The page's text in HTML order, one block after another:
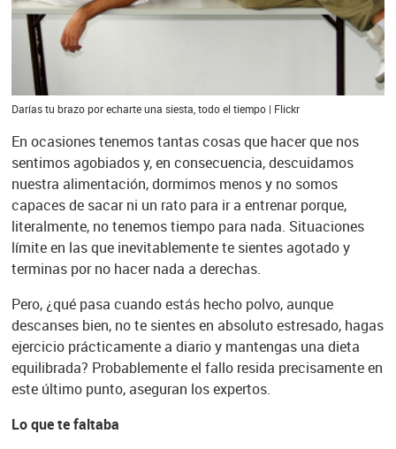
Darías tu brazo por echarte una siesta, todo el tiempo | Flickr
En ocasiones tenemos tantas cosas que hacer que nos
sentimos agobiados y, en consecuencia, descuidamos
nuestra alimentación, dormimos menos y no somos
capaces de sacar ni un rato para ir a entrenar porque,
literalmente, no tenemos tiempo para nada. Situaciones
límite en las que inevitablemente te sientes agotado y
terminas por no hacer nada a derechas.
Pero, ¿qué pasa cuando estás hecho polvo, aunque
descanses bien, no te sientes en absoluto estresado, hagas
ejercicio prácticamente a diario y mantengas una dieta
equilibrada? Probablemente el fallo resida precisamente en
este último punto, aseguran los expertos.
Lo que te faltaba